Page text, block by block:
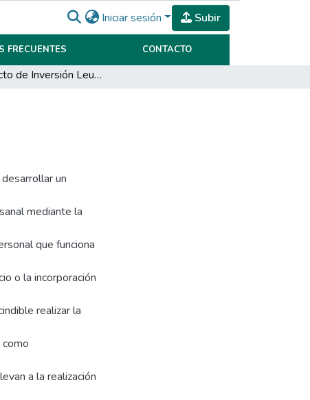
Iniciar sesión Subir
FRECUENTES CONTACTO
Proyecto de Inversión Leun S.R.L.
un
mediante la
que funciona
o la incorporación
realizar la
a la realización